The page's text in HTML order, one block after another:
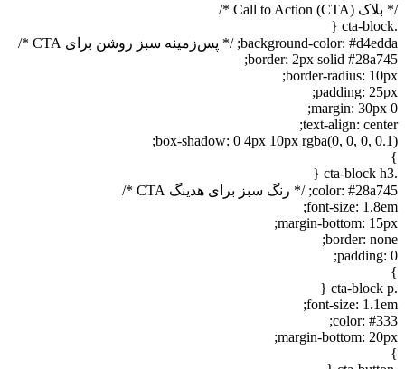
/* بلاک Call to Action (CTA) */
.cta-block {
background-color: #d4edda; /* پس‌زمینه سبز روشن برای CTA */
border: 2px solid #28a745;
border-radius: 10px;
padding: 25px;
margin: 30px 0;
text-align: center;
box-shadow: 0 4px 10px rgba(0, 0, 0, 0.1);
}
.cta-block h3 {
color: #28a745; /* رنگ سبز برای هدینگ CTA */
font-size: 1.8em;
margin-bottom: 15px;
border: none;
padding: 0;
}
.cta-block p {
font-size: 1.1em;
color: #333;
margin-bottom: 20px;
}